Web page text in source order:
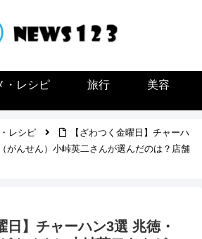
・レシピ 旅行 美容
レシピ
【ざわつく金曜日】チャーハ
がんせん）小峠英二さんが選んだのは？店舗
日】チャーハン3選 兆徳・